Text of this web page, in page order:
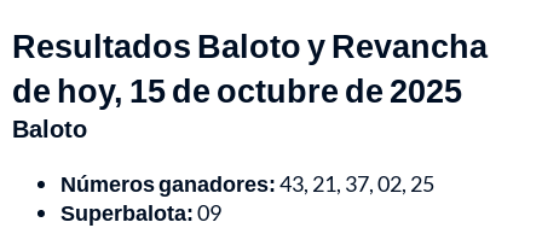
Resultados Baloto y Revancha
de hoy, 15 de octubre de 2025
Baloto
Números ganadores:43, 21, 37, 02, 25
Superbalota:09